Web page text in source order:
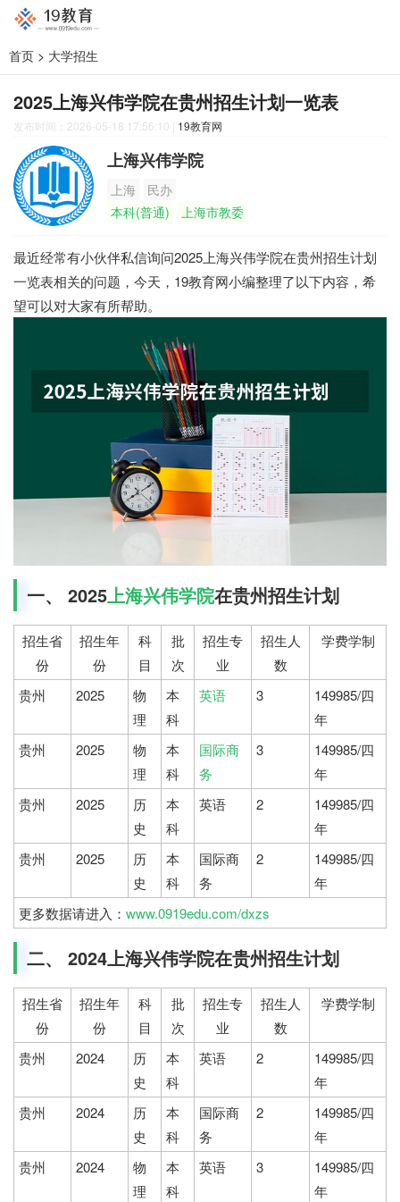
首页 > 大学招生
2025上海兴伟学院在贵州招生计划一览表
发布时间：2026-05-18 17:56:10 | 19教育网
上海兴伟学院
上海
民办
本科(普通)
上海市教委
最近经常有小伙伴私信询问2025上海兴伟学院在贵州招生计划
一览表相关的问题，今天，19教育网小编整理了以下内容，希
望可以对大家有所帮助。
一、 2025上海兴伟学院在贵州招生计划
招生省
份
招生年
份
科
目
批
次
招生专
业
招生人
数
学费学制
贵州 2025
物
理
本
科
英语 3
149985/四
年
贵州
2025
物
理
本
科
国际商
务
3
149985/四
年
贵州
2025
历
史
本
科
英语 2
149985/四
年
贵州
2025
历
史
本
科
国际商
务
2
149985/四
年
更多数据请进入： www.0919edu.com/dxzs
二、 2024上海兴伟学院在贵州招生计划
招生省
份
招生年
份
科
目
批
次
招生专
业
招生人
数
学费学制
贵州 2024
历
史
本
科
英语 2
149985/四
年
贵州
2024
历
史
本
科
国际商
务
2
149985/四
年
贵州
2024
物
理
本
科
英语 3
149985/四
年